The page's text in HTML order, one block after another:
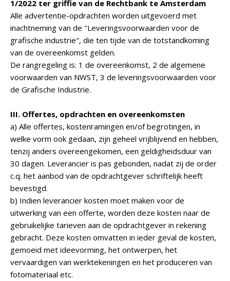
1/2022 ter griffie van de Rechtbank te Amsterdam
Alle advertentie-opdrachten worden uitgevoerd met
inachtneming van de "Leveringsvoorwaarden voor de
grafische industrie", die ten tijde van de totstandkoming
van de overeenkomst gelden.
De rangregeling is: 1 de overeenkomst, 2 de algemene
voorwaarden van NWST, 3 de leveringsvoorwaarden voor
de Grafische Industrie.
III. Offertes, opdrachten en overeenkomsten
a) Alle offertes, kostenramingen en/of begrotingen, in
welke vorm ook gedaan, zijn geheel vrijblijvend en hebben,
tenzij anders overeengekomen, een geldigheidsduur van
30 dagen. Leverancier is pas gebonden, nadat zij de order
c.q. het aanbod van de opdrachtgever schriftelijk heeft
bevestigd.
b) Indien leverancier kosten moet maken voor de
uitwerking van een offerte, worden deze kosten naar de
gebruikelijke tarieven aan de opdrachtgever in rekening
gebracht. Deze kosten omvatten in ieder geval de kosten,
gemoeid met ideevorming, het ontwerpen, het
vervaardigen van werktekeningen en het produceren van
fotomateriaal etc.